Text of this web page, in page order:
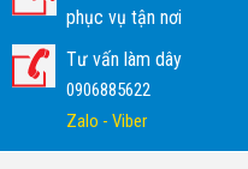
phục vụ tận nơi
Tư vấn làm dây
0906885622
Zalo - Viber